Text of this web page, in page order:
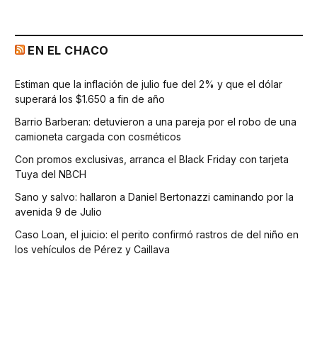
EN EL CHACO
Estiman que la inflación de julio fue del 2% y que el dólar
superará los $1.650 a fin de año
Barrio Barberan: detuvieron a una pareja por el robo de una
camioneta cargada con cosméticos
Con promos exclusivas, arranca el Black Friday con tarjeta
Tuya del NBCH
Sano y salvo: hallaron a Daniel Bertonazzi caminando por la
avenida 9 de Julio
Caso Loan, el juicio: el perito confirmó rastros de del niño en
los vehículos de Pérez y Caillava